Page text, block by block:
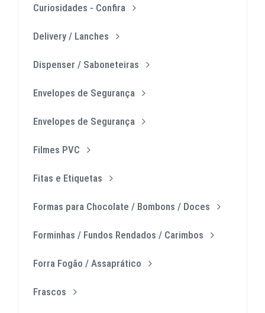
Curiosidades - Confira
Delivery / Lanches
Dispenser / Saboneteiras
Envelopes de Segurança
Envelopes de Segurança
Filmes PVC
Fitas e Etiquetas
Formas para Chocolate / Bombons / Doces
Forminhas / Fundos Rendados / Carimbos
Forra Fogão / Assaprático
Frascos